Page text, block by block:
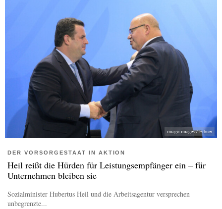
imago images / Eibner
DER VORSORGESTAAT IN AKTION
Heil reißt die Hürden für Leistungsempfänger ein – für
Unternehmen bleiben sie
Sozialminister Hubertus Heil und die Arbeitsagentur versprechen
unbegrenzte...